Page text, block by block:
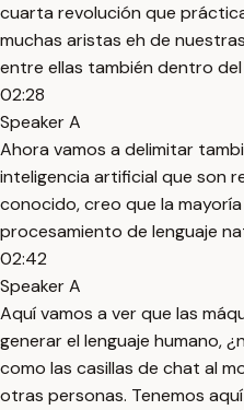
cuarta revolución que
muchas aristas eh de
entre ellas también dentro
02:28
Speaker A
Ahora vamos a delimitar
inteligencia artificial que son
conocido, creo que la
procesamiento de lenguaje
02:42
Speaker A
Aquí vamos a ver que las
generar el lenguaje humano,
como las casillas de chat al
otras personas. Tenemos